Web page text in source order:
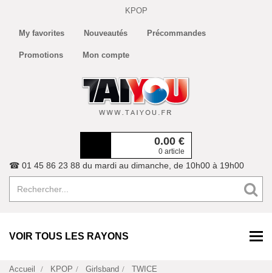
KPOP
My favorites Nouveautés Précommandes
Promotions Mon compte
0.00 €
0 article
☎ 01 45 86 23 88 du mardi au dimanche, de 10h00 à 19h00
VOIR TOUS LES RAYONS
Accueil KPOP Girlsband
TWICE